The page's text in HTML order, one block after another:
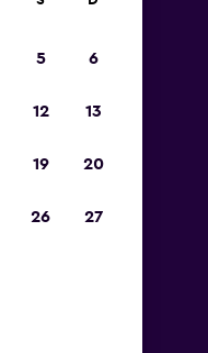
5 6
12 13
19 20
26 27